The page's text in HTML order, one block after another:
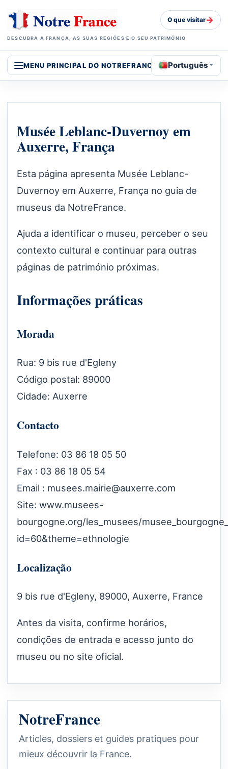
DESCUBRA A FRANÇA, AS SUAS REGIÕES E O SEU PATRIMÓNIO
O que visitar→
MENU PRINCIPAL DO NOTREFRANCE Português
Musée Leblanc-Duvernoy em
Auxerre, França
Esta página apresenta Musée Leblanc-
Duvernoy em Auxerre, França no guia de
museus da NotreFrance.
Ajuda a identificar o museu, perceber o seu
contexto cultural e continuar para outras
páginas de património próximas.
Informações práticas
Morada
Rua: 9 bis rue d'Egleny
Código postal: 89000
Cidade: Auxerre
Contacto
Telefone: 03 86 18 05 50
Fax : 03 86 18 05 54
Email : musees.mairie@auxerre.com
Site: www.musees-
bourgogne.org/les_musees/
id=60&theme=ethnologie
Localização
9 bis rue d'Egleny, 89000, Auxerre, France
Antes da visita, confirme horários,
condições de entrada e acesso junto do
museu ou no site oficial.
NotreFrance
Articles, dossiers et guides pratiques pour
mieux découvrir la France.